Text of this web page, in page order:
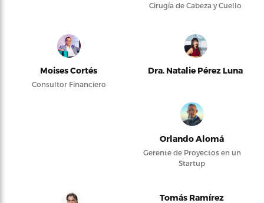
Cirugía de Cabeza y Cuello
Moises Cortés
Consultor Financiero
Dra. Natalie Pérez Luna
Orlando Alomá
Gerente de Proyectos en un
Startup
Tomás Ramírez